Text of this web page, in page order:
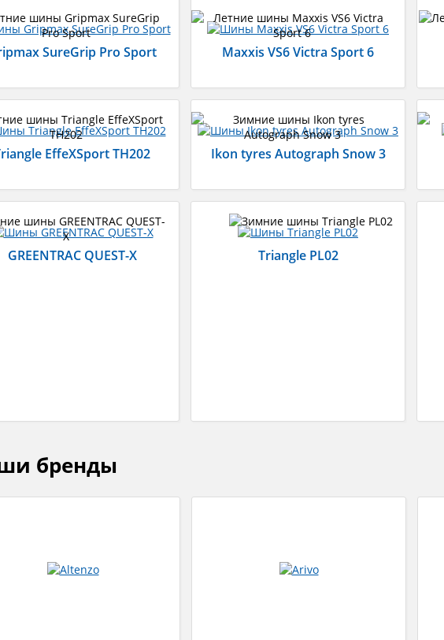
SureGrip Pro Sport Maxxis VS6 Victra Sport 6
EffeXSport TH202 Ikon tyres Autograph Snow 3
GREENTRAC QUEST-X Triangle PL02
бренды